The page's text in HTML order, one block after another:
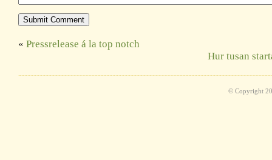
« Pressrelease á la top notch
Hur tusan
© Copyright